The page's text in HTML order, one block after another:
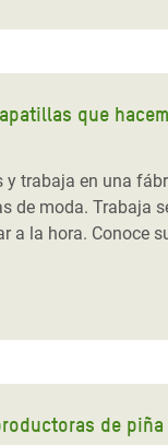
que
y trabaja en una
de moda. Trabaja
a la hora. Conoce
de